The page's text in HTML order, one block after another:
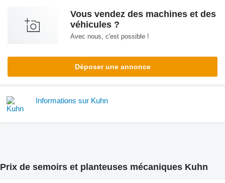
Vous vendez des machines et des
véhicules ?
Avec nous, c'est possible !
Déposer une annonce
Informations sur Kuhn
Prix de semoirs et planteuses mécaniques Kuhn